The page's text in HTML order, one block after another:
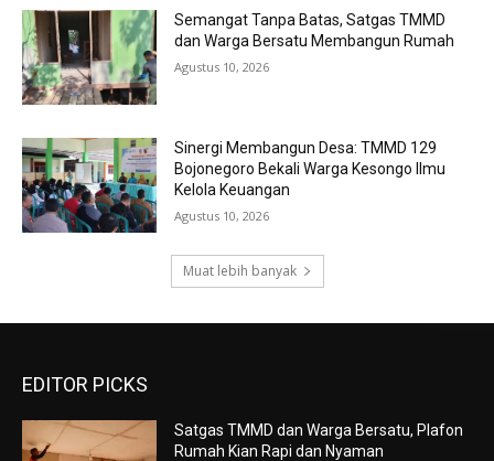
Semangat Tanpa Batas, Satgas TMMD
dan Warga Bersatu Membangun Rumah
Agustus 10, 2026
Sinergi Membangun Desa: TMMD 129
Bojonegoro Bekali Warga Kesongo Ilmu
Kelola Keuangan
Agustus 10, 2026
Muat lebih banyak
EDITOR PICKS
Satgas TMMD dan Warga Bersatu, Plafon
Rumah Kian Rapi dan Nyaman